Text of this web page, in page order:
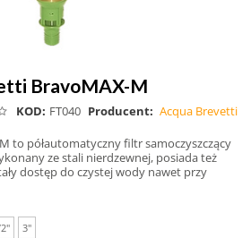
BravoMAX-M
KOD: FT040 Producent: Acqua Brevetti
to półautomatyczny filtr samoczyszczący
ze stali nierdzewnej, posiada też
dostęp do czystej wody nawet przy
3"